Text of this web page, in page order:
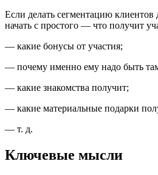
Если делать сегментацию клиентов
начать с простого — что получит
— какие бонусы от участия;
— почему именно ему надо быть
— какие знакомства получит;
— какие материальные подарки
— т. д.
Ключевые мысли